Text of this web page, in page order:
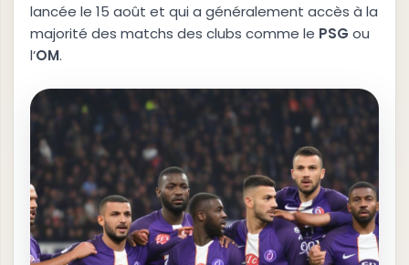
lancée le 15 août et qui a généralement accès à la
majorité des matchs des clubs comme le PSG ou
l’OM.